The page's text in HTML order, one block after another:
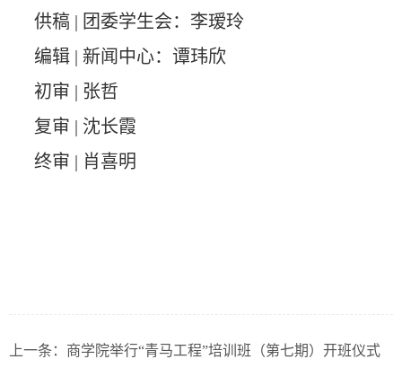
供稿 | 团委学生会：李瑷玲
编辑 | 新闻中心：谭玮欣
初审 | 张哲
复审 | 沈长霞
终审 | 肖喜明
上一条： 商学院举行“青马工程”培训班（第七期）开班仪式